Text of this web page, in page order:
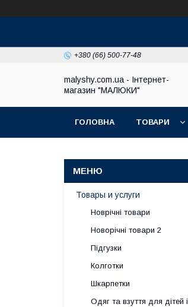
+380 (66) 500-77-48
malyshy.com.ua - Інтернет-
магазин "МАЛЮКИ"
ГОЛОВНА ТОВАРИ
Товары и услуги
Новрічні товари
Новорічні товари 2
Підгузки
Колготки
Шкарпетки
Одяг та взуття для дітей і